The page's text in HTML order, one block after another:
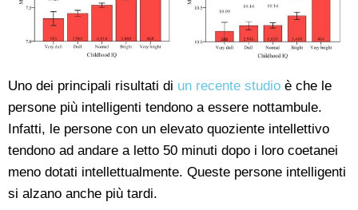
Uno dei principali risultati di un recente studio è che le
persone più intelligenti tendono a essere nottambule.
Infatti, le persone con un elevato quoziente intellettivo
tendono ad andare a letto 50 minuti dopo i loro coetanei
meno dotati intellettualmente. Queste persone intelligenti
si alzano anche più tardi.